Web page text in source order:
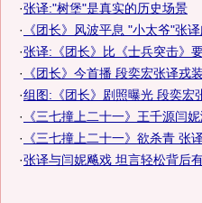
·张译:"树堡"是真实的历史场景
· 《团长》风波平息 "小太爷"张
·张译:《团长》比《士兵突击》
· 《团长》今首播 段奕宏张译戎
·组图:《团长》剧照曝光 段奕宏
· 《三七撞上二十一》王千源闫
· 《三七撞上二十一》欲杀青 张
·张译与闫妮飚戏 坦言轻松背后